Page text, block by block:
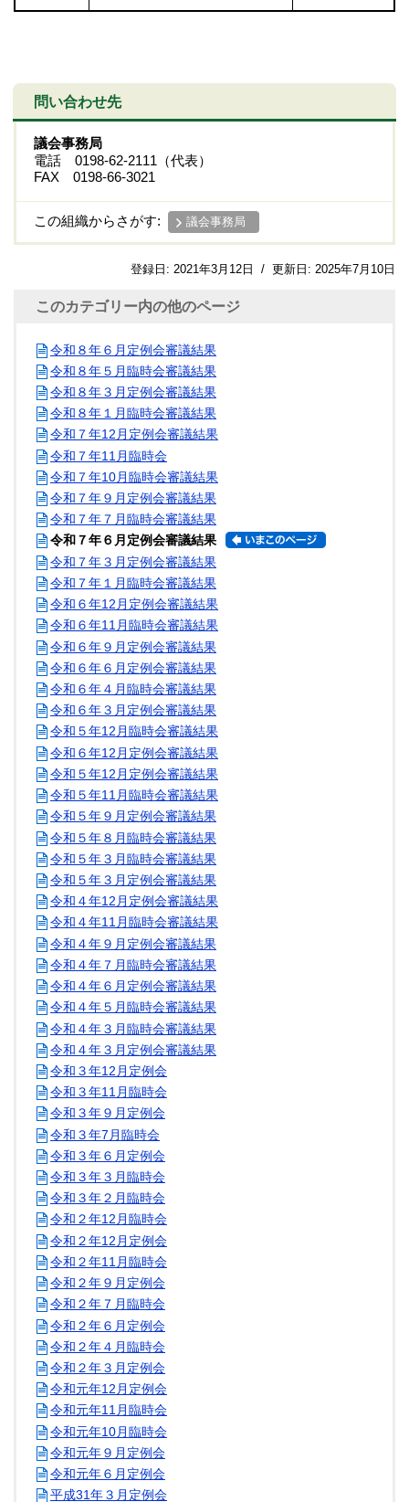
問い合わせ先
議会事務局
電話 0198-62-2111（代表）
FAX 0198-66-3021
この組織からさがす: 議会事務局
登録日: 2021年3月12日 / 更新日: 2025年7月10日
このカテゴリー内の他のページ
令和８年６月定例会審議結果
令和８年５月臨時会審議結果
令和８年３月定例会審議結果
令和８年１月臨時会審議結果
令和７年12月定例会審議結果
令和７年11月臨時会
令和７年10月臨時会審議結果
令和７年９月定例会審議結果
令和７年７月臨時会審議結果
令和７年６月定例会審議結果
令和７年３月定例会審議結果
令和７年１月臨時会審議結果
令和６年12月定例会審議結果
令和６年11月臨時会審議結果
令和６年９月定例会審議結果
令和６年６月定例会審議結果
令和６年４月臨時会審議結果
令和６年３月定例会審議結果
令和５年12月臨時会審議結果
令和６年12月定例会審議結果
令和５年12月定例会審議結果
令和５年11月臨時会審議結果
令和５年９月定例会審議結果
令和５年８月臨時会審議結果
令和５年３月臨時会審議結果
令和５年３月定例会審議結果
令和４年12月定例会審議結果
令和４年11月臨時会審議結果
令和４年９月定例会審議結果
令和４年７月臨時会審議結果
令和４年６月定例会審議結果
令和４年５月臨時会審議結果
令和４年３月臨時会審議結果
令和４年３月定例会審議結果
令和３年12月定例会
令和３年11月臨時会
令和３年９月定例会
令和３年7月臨時会
令和３年６月定例会
令和３年３月臨時会
令和３年２月臨時会
令和２年12月臨時会
令和２年12月定例会
令和２年11月臨時会
令和２年９月定例会
令和２年７月臨時会
令和２年６月定例会
令和２年４月臨時会
令和２年３月定例会
令和元年12月定例会
令和元年11月臨時会
令和元年10月臨時会
令和元年９月定例会
令和元年６月定例会
平成31年３月定例会